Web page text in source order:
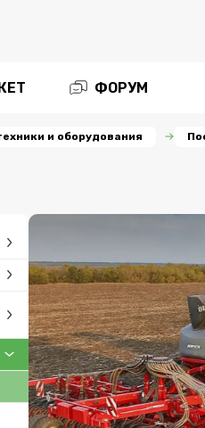
ФОРУМ
и оборудования